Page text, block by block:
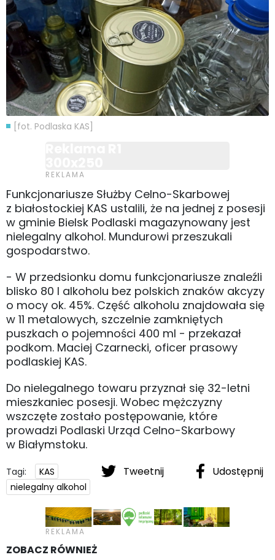
[fot. Podlaska KAS]
Funkcjonariusze Służby Celno-Skarbowej
z białostockiej KAS ustalili, że na jednej z posesji
w gminie Bielsk Podlaski magazynowany jest
nielegalny alkohol. Mundurowi przeszukali
gospodarstwo.
- W przedsionku domu funkcjonariusze znaleźli
blisko 80 l alkoholu bez polskich znaków akcyzy
o mocy ok. 45%. Część alkoholu znajdowała się
w 11 metalowych, szczelnie zamkniętych
puszkach o pojemności 400 ml - przekazał
podkom. Maciej Czarnecki, oficer prasowy
podlaskiej KAS.
Do nielegalnego towaru przyznał się 32-letni
mieszkaniec posesji. Wobec mężczyzny
wszczęte zostało postępowanie, które
prowadzi Podlaski Urząd Celno-Skarbowy
w Białymstoku.
Tweetnij Udostępnij
Tagi:
KAS
nielegalny alkohol
ZOBACZ RÓWNIEŻ